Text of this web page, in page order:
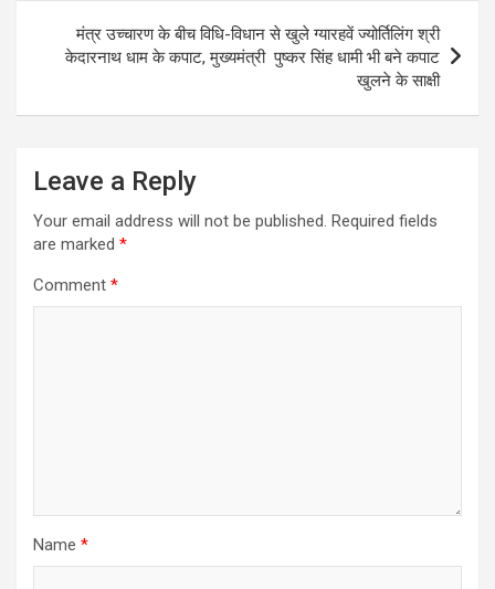
मंत्र उच्चारण के बीच विधि-विधान से खुले ग्यारहवें ज्योर्तिलिंग श्री
केदारनाथ धाम के कपाट, मुख्यमंत्री पुष्कर सिंह धामी भी बने कपाट
खुलने के साक्षी
Leave a Reply
Your email address will not be published. Required fields
are marked *
Comment *
Name *